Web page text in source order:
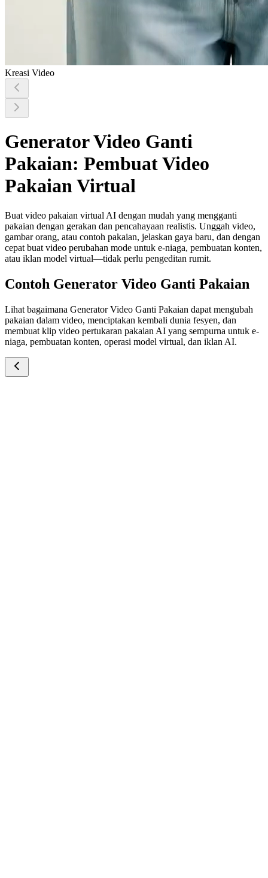
Kreasi Video
Generator Video Ganti
Pakaian: Pembuat Video
Pakaian Virtual
Buat video pakaian virtual AI dengan mudah yang mengganti
pakaian dengan gerakan dan pencahayaan realistis. Unggah video,
gambar orang, atau contoh pakaian, jelaskan gaya baru, dan dengan
cepat buat video perubahan mode untuk e-niaga, pembuatan konten,
atau iklan model virtual—tidak perlu pengeditan rumit.
Contoh Generator Video Ganti Pakaian
Lihat bagaimana Generator Video Ganti Pakaian dapat mengubah
pakaian dalam video, menciptakan kembali dunia fesyen, dan
membuat klip video pertukaran pakaian AI yang sempurna untuk e-
niaga, pembuatan konten, operasi model virtual, dan iklan AI.